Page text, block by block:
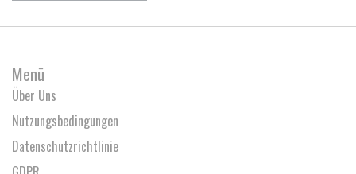
Menü
Über Uns
Nutzungsbedingungen
Datenschutzrichtlinie